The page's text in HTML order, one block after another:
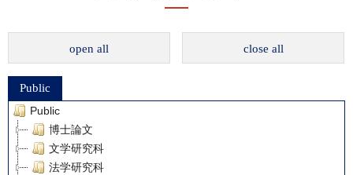
open all close all
Public
Public
博士論文
文学研究科
法学研究科